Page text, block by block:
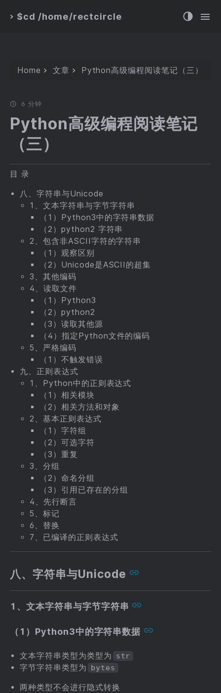
> $cd /home/rectcircle
Home 文章 Python高级编程阅读笔记（三）
6 分钟
Python高级编程阅读笔记
（三）
目 录
八、字符串与Unicode
1、文本字符串与字节字符串
（1）Python3中的字符串数据
（2）python2 字符串
2、包含非ASCII字符的字符串
（1）观察区别
（2）Unicode是ASCII的超集
3、其他编码
4、读取文件
（1）Python3
（2）python2
（3）读取其他源
（4）指定Python文件的编码
5、严格编码
（1）不触发错误
九、正则表达式
1、Python中的正则表达式
（1）相关模块
（2）相关方法和对象
2、基本正则表达式
（1）字符组
（2）可选字符
（3）重复
3、分组
（2）命名分组
（3）引用已存在的分组
4、先行断言
5、标记
6、替换
7、已编译的正则表达式
八、字符串与Unicode
1、文本字符串与字节字符串
（1）Python3中的字符串数据
文本字符串类型为类型为 str
字节字符串类型为 bytes
两种类型不会进行隐式转换